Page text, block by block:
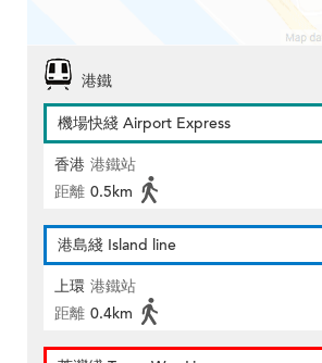
港鐵
機場快綫 Airport Express
香港 港鐵站
距離 0.5km
港島綫 Island line
上環 港鐵站
距離 0.4km